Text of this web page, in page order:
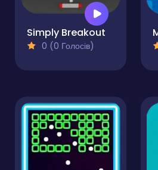
Simply Breakout
0 (0 Голосів)